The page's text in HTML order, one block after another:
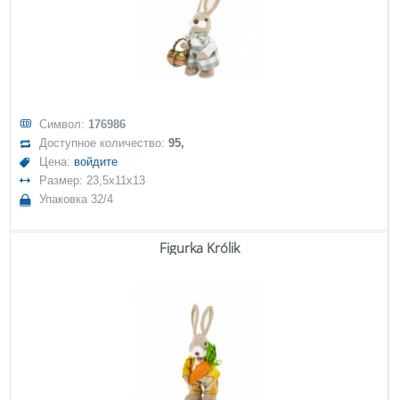
Символ: 176986
Доступное количество:95,
Цена: войдите
Размер: 23,5x11x13
Упаковка 32/4
Figurka Królik